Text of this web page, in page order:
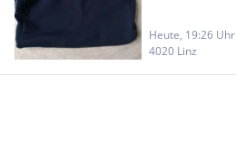
Heute, 19:26 Uhr
4020 Linz